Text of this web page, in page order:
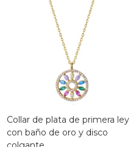
Collar de plata de primera ley
con baño de oro y disco